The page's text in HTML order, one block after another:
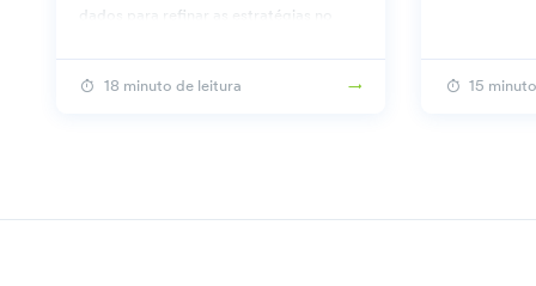
dados para refinar as estratégias no
18 minuto de leitura 15